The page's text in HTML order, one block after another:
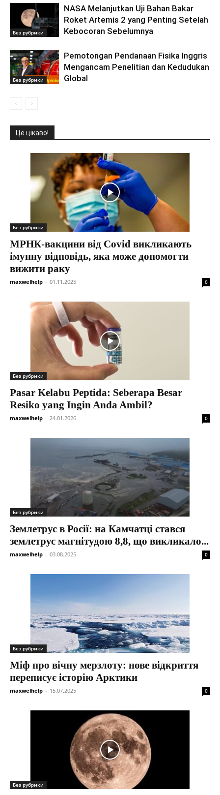
Без рубрики
NASA Melanjutkan Uji Bahan Bakar
Roket Artemis 2 yang Penting Setelah
Kebocoran Sebelumnya
Без рубрики
Pemotongan Pendanaan Fisika Inggris
Mengancam Penelitian dan Kedudukan
Global
Це цікаво!
Без рубрики
МРНК-вакцини від Covid викликають
імунну відповідь, яка може допомогти
вижити раку
maxwelhelp - 01.11.2025 0
Без рубрики
Pasar Kelabu Peptida: Seberapa Besar
Resiko yang Ingin Anda Ambil?
maxwelhelp - 24.01.2026 0
Без рубрики
Землетрус в Росії: на Камчатці стався
землетрус магнітудою 8,8, що викликало...
maxwelhelp - 03.08.2025 0
Без рубрики
Міф про вічну мерзлоту: нове відкриття
переписує історію Арктики
maxwelhelp - 15.07.2025 0
Без рубрики